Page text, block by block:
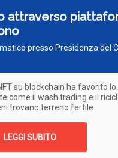
attraverso
presso Presidenza del
su blockchain ha favorito
come il wash trading e il
trovano terreno fertile
LEGGI SUBITO